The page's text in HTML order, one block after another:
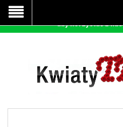
Nasza strona korzysta z
prawidłowego działania.
aby korzystać z